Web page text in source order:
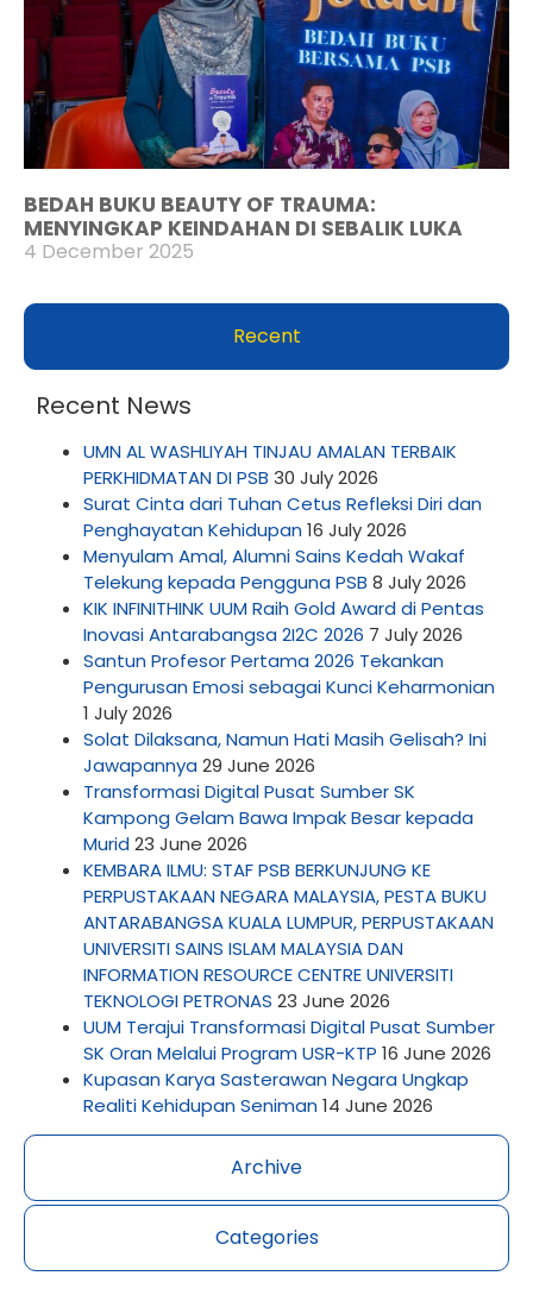
BEDAH BUKU BEAUTY OF TRAUMA:
MENYINGKAP KEINDAHAN DI SEBALIK LUKA
4 December 2025
Recent
Archive
Categories
Recent News
UMN AL WASHLIYAH TINJAU AMALAN TERBAIK
PERKHIDMATAN DI PSB 30 July 2026
Surat Cinta dari Tuhan Cetus Refleksi Diri dan
Penghayatan Kehidupan 16 July 2026
Menyulam Amal, Alumni Sains Kedah Wakaf
Telekung kepada Pengguna PSB 8 July 2026
KIK INFINITHINK UUM Raih Gold Award di Pentas
Inovasi Antarabangsa 2I2C 2026 7 July 2026
Santun Profesor Pertama 2026 Tekankan
Pengurusan Emosi sebagai Kunci Keharmonian
1 July 2026
Solat Dilaksana, Namun Hati Masih Gelisah? Ini
Jawapannya 29 June 2026
Transformasi Digital Pusat Sumber SK
Kampong Gelam Bawa Impak Besar kepada
Murid 23 June 2026
KEMBARA ILMU: STAF PSB BERKUNJUNG KE
PERPUSTAKAAN NEGARA MALAYSIA, PESTA BUKU
ANTARABANGSA KUALA LUMPUR, PERPUSTAKAAN
UNIVERSITI SAINS ISLAM MALAYSIA DAN
INFORMATION RESOURCE CENTRE UNIVERSITI
TEKNOLOGI PETRONAS 23 June 2026
UUM Terajui Transformasi Digital Pusat Sumber
SK Oran Melalui Program USR-KTP 16 June 2026
Kupasan Karya Sasterawan Negara Ungkap
Realiti Kehidupan Seniman 14 June 2026